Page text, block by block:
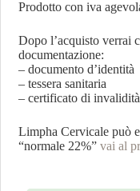
Prodotto con iva
Dopo l’acquisto verrai
documentazione:
– documento d’identità
– tessera sanitaria
– certificato di invalidità
Limpha Cervicale può
“normale 22%”vai al